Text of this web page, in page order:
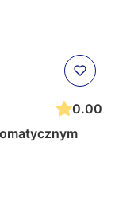
0.00